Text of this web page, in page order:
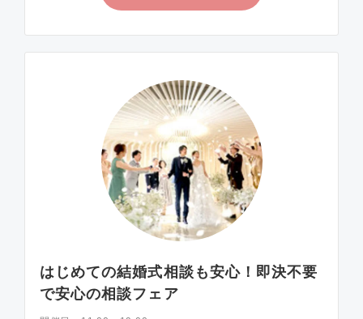
はじめての結婚式相談も安心！即決不要
で安心の相談フェア